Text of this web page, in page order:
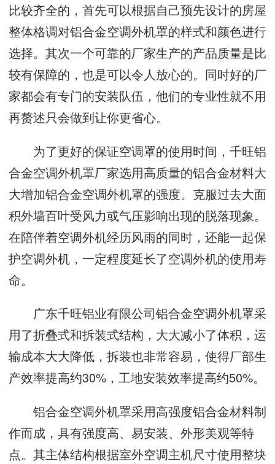
比较齐全的，首先可以根据自己预先设计的房屋
整体格调对铝合金空调外机罩的样式和颜色进行
选择。其次一个可靠的厂家生产的产品质量是比
较有保障的，也是可以令人放心的。同时好的厂
家都会有专门的安装队伍，他们的专业性就不用
再赘述只会做到让你更省心。
为了更好的保证空调罩的使用时间，千旺铝
合金空调外机罩厂家选用高质量的铝合金材料大
大增加铝合金空调外机罩的强度。克服过去大面
积外墙百叶受风力或气压影响出现的脱落现象。
在陪伴着空调外机经历风雨的同时，还能一起保
护空调外机，一定程度延长了空调外机的使用寿
命。
广东千旺铝业有限公司铝合金空调外机罩采
用了折叠式和拆装式结构，大大减小了体积，运
输成本大大降低，拆装也非常容易，使得厂部生
产效率提高约30%，工地安装效率提高约50%。
铝合金空调外机罩采用高强度铝合金材料制
作而成，具有强度高、易安装、外形美观等特
点。其主体结构根据室外空调主机尺寸使用整块